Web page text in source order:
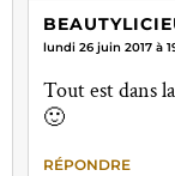
lundi 26 juin 2017 à
Tout est dans
🙂
RÉPONDRE